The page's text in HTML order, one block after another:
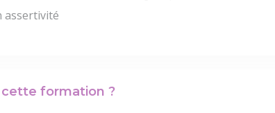
assertivité
formation ?